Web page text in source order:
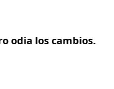
odia los cambios.